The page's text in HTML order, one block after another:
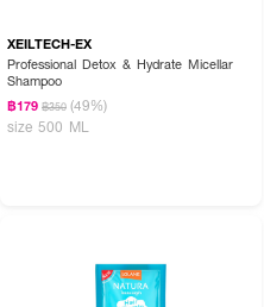
XEILTECH-EX
Professional Detox & Hydrate Micellar
Shampoo
฿179 ฿350 (49%)
size 500 ML